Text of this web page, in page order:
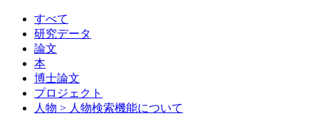
すべて
研究データ
論文
本
博士論文
プロジェクト
人物 > 人物検索機能について